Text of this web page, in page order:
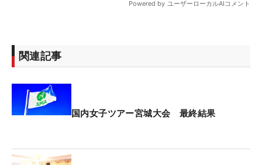
関連記事
国内女子ツアー宮城大会 最終結果